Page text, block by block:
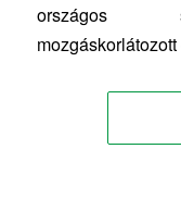
országos